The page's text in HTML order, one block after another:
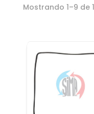
Mostrando 1–9 de